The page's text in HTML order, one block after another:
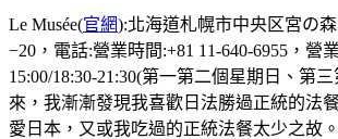
Le Musée(官網):北海道札幌市中央区宮の
−20，電話:營業時間:+81 11-640-6955，營
15:00/18:30-21:30(第一第二個星期日、第
來，我漸漸發現我喜歡日法勝過正統的法
愛日本，又或我吃過的正統法餐太少之故